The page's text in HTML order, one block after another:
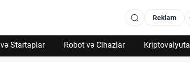
Reklam
Startaplar Robot və Cihazlar Kriptovalyuta